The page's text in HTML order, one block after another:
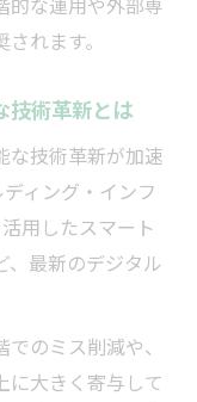
れます。
技術革新とは
な技術革新が加速
ィング・インフ
用したスマート
、最新のデジタル
のミス削減や、
に大きく寄与して